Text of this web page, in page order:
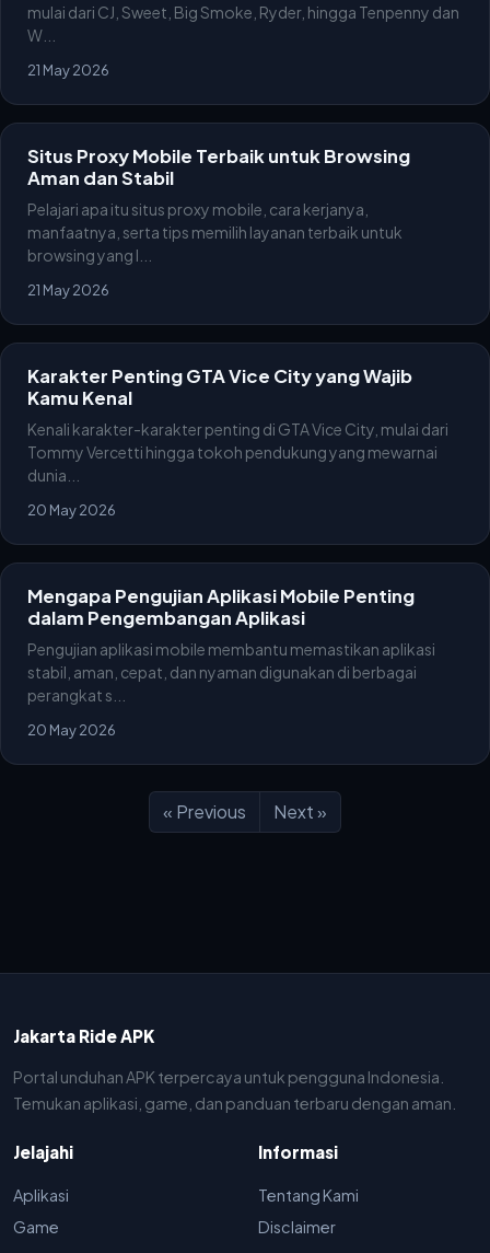
mulai dari CJ, Sweet, Big Smoke, Ryder, hingga Tenpenny dan
W...
21 May 2026
Situs Proxy Mobile Terbaik untuk Browsing
Aman dan Stabil
Pelajari apa itu situs proxy mobile, cara kerjanya,
manfaatnya, serta tips memilih layanan terbaik untuk
browsing yang l...
21 May 2026
Karakter Penting GTA Vice City yang Wajib
Kamu Kenal
Kenali karakter-karakter penting di GTA Vice City, mulai dari
Tommy Vercetti hingga tokoh pendukung yang mewarnai
dunia...
20 May 2026
Mengapa Pengujian Aplikasi Mobile Penting
dalam Pengembangan Aplikasi
Pengujian aplikasi mobile membantu memastikan aplikasi
stabil, aman, cepat, dan nyaman digunakan di berbagai
perangkat s...
20 May 2026
« Previous Next »
Jakarta Ride APK
Portal unduhan APK terpercaya untuk pengguna Indonesia.
Temukan aplikasi, game, dan panduan terbaru dengan aman.
Jelajahi
Aplikasi
Game
Informasi
Tentang Kami
Disclaimer